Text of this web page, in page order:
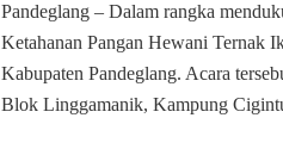
Pandeglang – Dalam rangka
Ketahanan Pangan Hewani Ternak
Kabupaten Pandeglang. Acara
Blok Linggamanik, Kampung